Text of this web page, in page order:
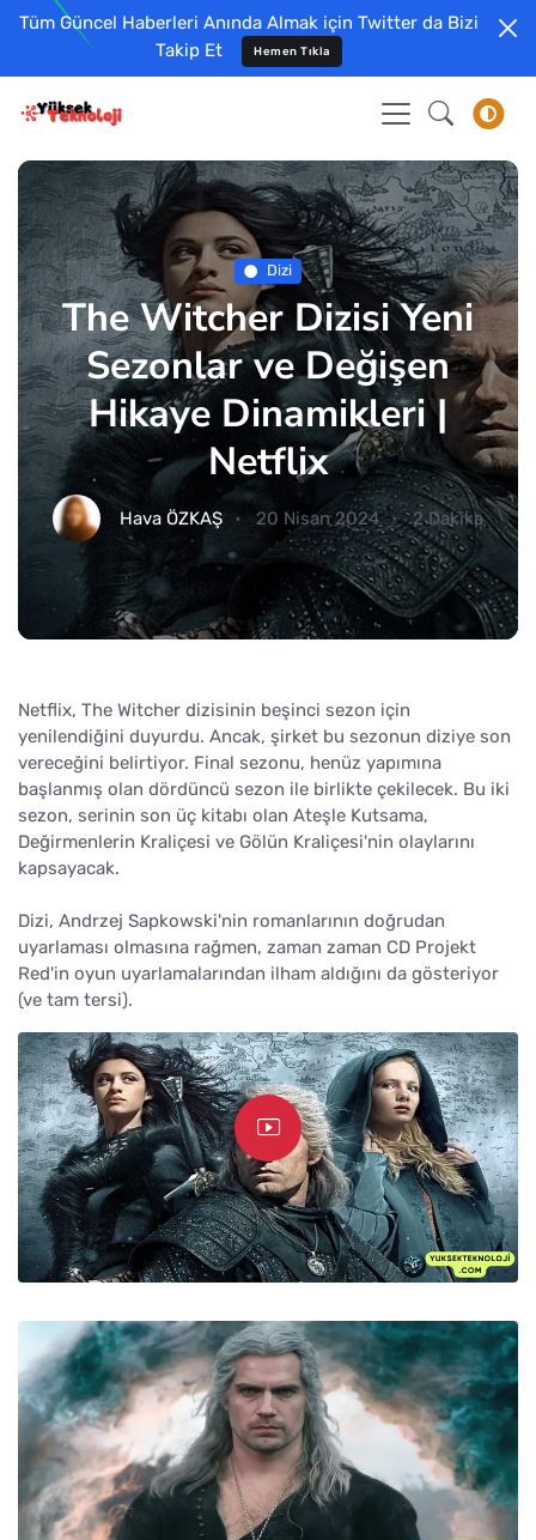
Tüm Güncel Haberleri Anında Almak için Twitter da Bizi
Takip Et
Hemen Tıkla
Dizi
The Witcher Dizisi Yeni
Sezonlar ve Değişen
Hikaye Dinamikleri |
Netflix
Hava ÖZKAŞ 20 Nisan 2024 2 Dakika
Netflix, The Witcher dizisinin beşinci sezon için
yenilendiğini duyurdu. Ancak, şirket bu sezonun diziye son
vereceğini belirtiyor. Final sezonu, henüz yapımına
başlanmış olan dördüncü sezon ile birlikte çekilecek. Bu iki
sezon, serinin son üç kitabı olan Ateşle Kutsama,
Değirmenlerin Kraliçesi ve Gölün Kraliçesi'nin olaylarını
kapsayacak.
Dizi, Andrzej Sapkowski'nin romanlarının doğrudan
uyarlaması olmasına rağmen, zaman zaman CD Projekt
Red'in oyun uyarlamalarından ilham aldığını da gösteriyor
(ve tam tersi).